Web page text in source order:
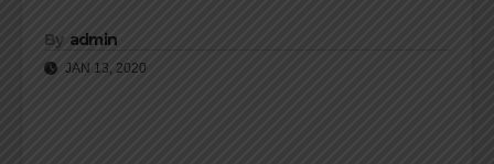
By admin
JAN 13, 2020